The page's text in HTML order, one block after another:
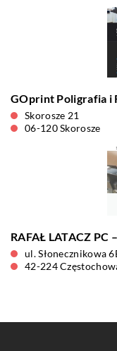
GOprint Poligrafia i
Skorosze 21
06-120 Skorosze
RAFAŁ LATACZ PC
ul. Słonecznikowa
42-224